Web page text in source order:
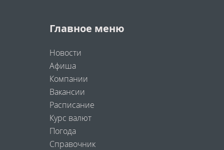
Главное меню
Новости
Афиша
Компании
Вакансии
Расписание
Курс валют
Погода
Справочник